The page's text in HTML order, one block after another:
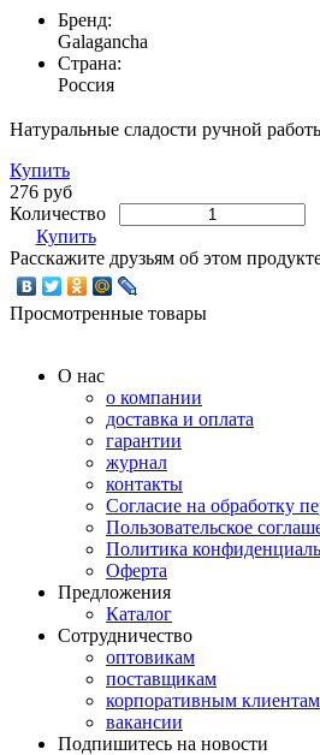
Бренд:
Galagancha
Страна:
Россия
Натуральные сладости ручной
Купить
276 руб
Количество
Купить
Расскажите друзьям об этом
Просмотренные товары
О нас
о компании
доставка и оплата
гарантии
журнал
контакты
Согласие на обработку
Пользовательское
Политика
Оферта
Предложения
Каталог
Сотрудничество
оптовикам
поставщикам
корпоративным клиентам
вакансии
Подпишитесь на новости